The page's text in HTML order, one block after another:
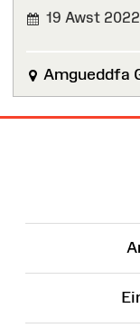
19 Awst
Amgueddfa